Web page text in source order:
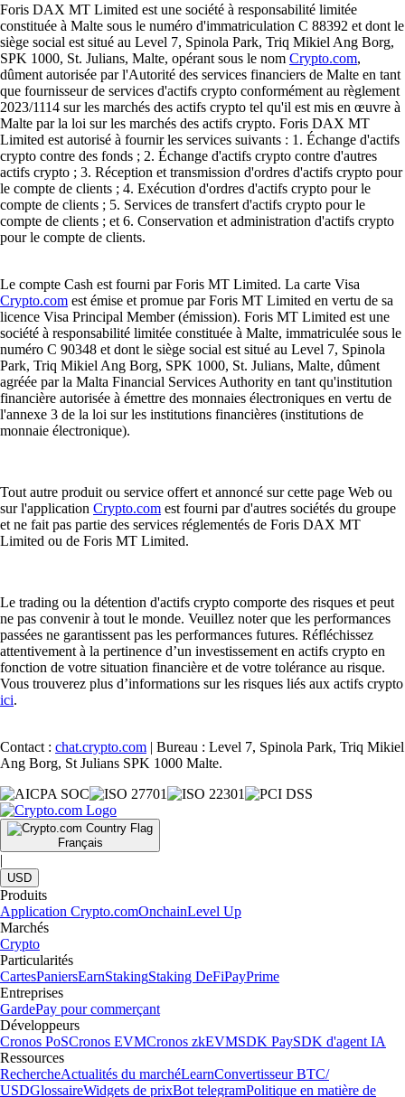
Foris DAX MT Limited est une société à responsabilité limitée
constituée à Malte sous le numéro d'immatriculation C 88392 et dont le
siège social est situé au Level 7, Spinola Park, Triq Mikiel Ang Borg,
SPK 1000, St. Julians, Malte, opérant sous le nom Crypto.com,
dûment autorisée par l'Autorité des services financiers de Malte en tant
que fournisseur de services d'actifs crypto conformément au règlement
2023/1114 sur les marchés des actifs crypto tel qu'il est mis en œuvre à
Malte par la loi sur les marchés des actifs crypto. Foris DAX MT
Limited est autorisé à fournir les services suivants : 1. Échange d'actifs
crypto contre des fonds ; 2. Échange d'actifs crypto contre d'autres
actifs crypto ; 3. Réception et transmission d'ordres d'actifs crypto pour
le compte de clients ; 4. Exécution d'ordres d'actifs crypto pour le
compte de clients ; 5. Services de transfert d'actifs crypto pour le
compte de clients ; et 6. Conservation et administration d'actifs crypto
pour le compte de clients.
Le compte Cash est fourni par Foris MT Limited. La carte Visa
Crypto.com est émise et promue par Foris MT Limited en vertu de sa
licence Visa Principal Member (émission). Foris MT Limited est une
société à responsabilité limitée constituée à Malte, immatriculée sous le
numéro C 90348 et dont le siège social est situé au Level 7, Spinola
Park, Triq Mikiel Ang Borg, SPK 1000, St. Julians, Malte, dûment
agréée par la Malta Financial Services Authority en tant qu'institution
financière autorisée à émettre des monnaies électroniques en vertu de
l'annexe 3 de la loi sur les institutions financières (institutions de
monnaie électronique).
Tout autre produit ou service offert et annoncé sur cette page Web ou
sur l'application Crypto.com est fourni par d'autres sociétés du groupe
et ne fait pas partie des services réglementés de Foris DAX MT
Limited ou de Foris MT Limited.
Le trading ou la détention d'actifs crypto comporte des risques et peut
ne pas convenir à tout le monde. Veuillez noter que les performances
passées ne garantissent pas les performances futures. Réfléchissez
attentivement à la pertinence d’un investissement en actifs crypto en
fonction de votre situation financière et de votre tolérance au risque.
Vous trouverez plus d’informations sur les risques liés aux actifs crypto
ici.
Contact : chat.crypto.com | Bureau : Level 7, Spinola Park, Triq Mikiel
Ang Borg, St Julians SPK 1000 Malte.
Français
|
USD
Produits
Application Crypto.comOnchainLevel Up
Marchés
Crypto
Particularités
CartesPaniersEarnStakingStaking DeFiPayPrime
Entreprises
GardePay pour commerçant
Développeurs
Cronos PoSCronos EVMCronos zkEVMSDK PaySDK d'agent IA
Ressources
RechercheActualités du marchéLearnConvertisseur BTC/
USDGlossaireWidgets de prixBot telegramPolitique en matière de